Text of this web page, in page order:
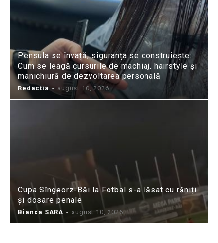
Pensula se învață, siguranța se construiește:
Cum se leagă cursurile de machiaj, hairstyle și
manichiură de dezvoltarea personală
Redactia - august 10, 2026
Cupa Sîngeorz-Băi la Fotbal s-a lăsat cu răniți
și dosare penale
Bianca SARA - august 10, 2026